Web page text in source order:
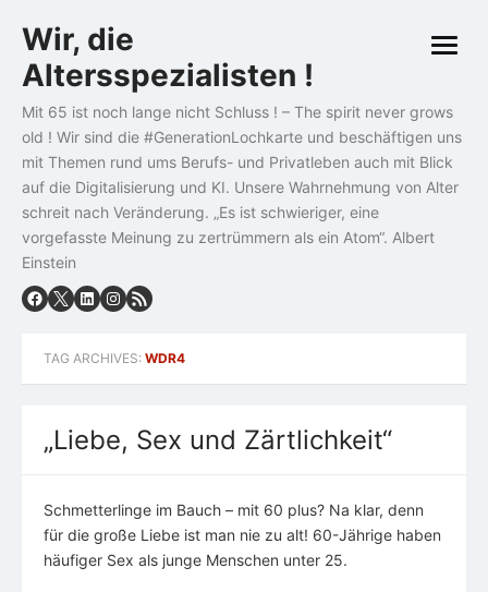
to
content
Wir, die
Altersspezialisten !
Mit 65 ist noch lange nicht Schluss ! – The spirit never grows
old ! Wir sind die #GenerationLochkarte und beschäftigen uns
mit Themen rund ums Berufs- und Privatleben auch mit Blick
auf die Digitalisierung und KI. Unsere Wahrnehmung von Alter
schreit nach Veränderung. „Es ist schwieriger, eine
vorgefasste Meinung zu zertrümmern als ein Atom“. Albert
Einstein
open
TAG ARCHIVES: WDR4
„Liebe, Sex und Zärtlichkeit“
Schmetterlinge im Bauch – mit 60 plus? Na klar, denn
für die große Liebe ist man nie zu alt! 60-Jährige haben
häufiger Sex als junge Menschen unter 25.